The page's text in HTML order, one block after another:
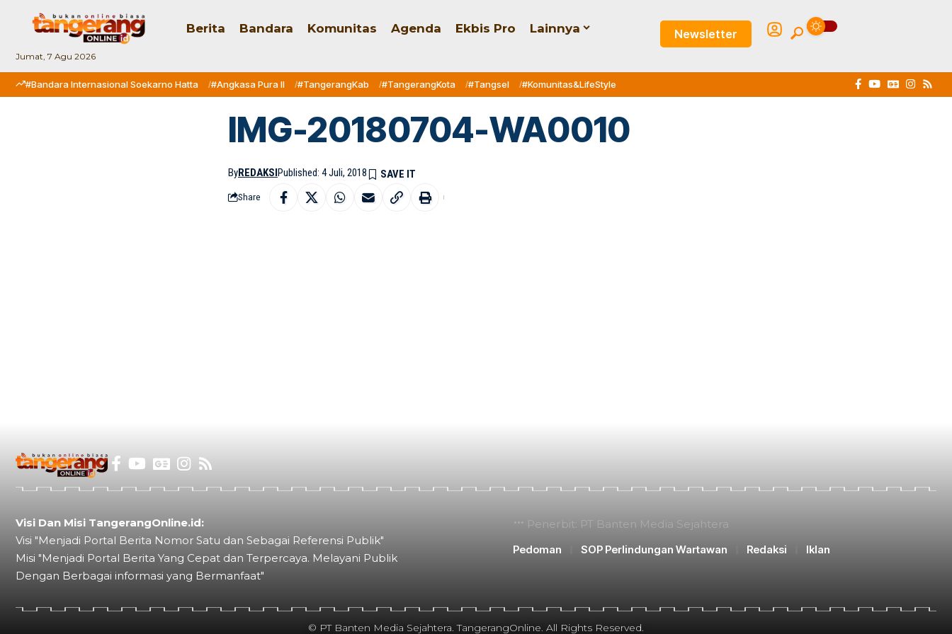
Jumat, 7 Agu 2026
Berita Bandara Komunitas Agenda Ekbis Pro Lainnya Newsletter
#Bandara Internasional Soekarno Hatta #Angkasa Pura II #TangerangKab #TangerangKota #Tangsel #Komunitas&LifeStyle
IMG-20180704-WA0010
ByREDAKSIPublished: 4 Juli, 2018
Share
Visi Dan Misi TangerangOnline.id:
Visi "Menjadi Portal Berita Nomor Satu dan Sebagai Referensi Publik"
Misi "Menjadi Portal Berita Yang Cepat dan Terpercaya. Melayani Publik
Dengan Berbagai informasi yang Bermanfaat"
Penerbit: PT Banten Media Sejahtera
Pedoman
SOP Perlindungan Wartawan Redaksi Iklan
© PT Banten Media Sejahtera. TangerangOnline. All Rights Reserved.